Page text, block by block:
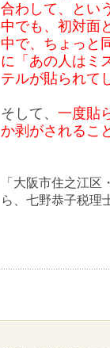
合わして、とい
中でも、初対面
中で、ちょっと
に「あの人はミ
テルが貼られ
そして、 一度貼
か剥がされるこ
「大阪市住之江
ら、七野恭子税